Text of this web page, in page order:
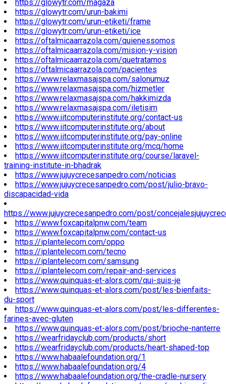
https://glowytr.com/magaza
https://glowytr.com/urun-bakimi
https://glowytr.com/urun-etiketi/frame
https://glowytr.com/urun-etiketi/ice
https://oftalmicaarrazola.com/quienessomos
https://oftalmicaarrazola.com/mision-y-vision
https://oftalmicaarrazola.com/quetratamos
https://oftalmicaarrazola.com/pacientes
https://www.relaxmasajspa.com/salonumuz
https://www.relaxmasajspa.com/hizmetler
https://www.relaxmasajspa.com/hakkimizda
https://www.relaxmasajspa.com/iletisim
https://www.iitcomputerinstitute.org/contact-us
https://www.iitcomputerinstitute.org/about
https://www.iitcomputerinstitute.org/pay-online
https://www.iitcomputerinstitute.org/mcq/home
https://www.iitcomputerinstitute.org/course/laravel-
training-institute-in-bhadrak
https://www.jujuycrecesanpedro.com/noticias
https://www.jujuycrecesanpedro.com/post/julio-bravo-
discapacidad-vida
https://www.jujuycrecesanpedro.com/post/
https://www.foxcapitalpnw.com/team
https://www.foxcapitalpnw.com/contact-us
https://iplantelecom.com/oppo
https://iplantelecom.com/tecno
https://iplantelecom.com/samsung
https://iplantelecom.com/repair-and-services
https://www.quinquas-et-alors.com/qui-suis-je
https://www.quinquas-et-alors.com/post/les-bienfaits-
du-sport
https://www.quinquas-et-alors.com/post/les-differentes-
farines-avec-gluten
https://www.quinquas-et-alors.com/post/brioche-nanterre
https://wearfridayclub.com/products/short
https://wearfridayclub.com/products/heart-shaped-top
https://www.habaalefoundation.org/1
https://www.habaalefoundation.org/4
https://www.habaalefoundation.org/the-cradle-nursery